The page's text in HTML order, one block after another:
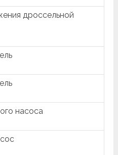
дроссельной
насоса